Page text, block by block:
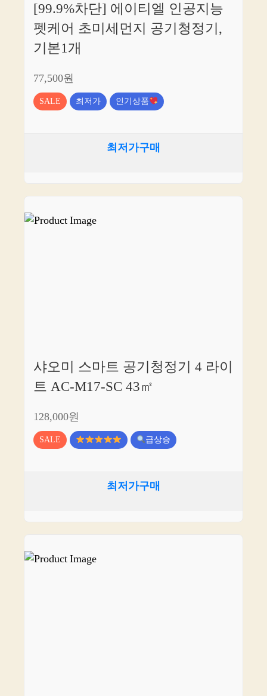
[99.9%차단] 에이티엘 인공지능
펫케어 초미세먼지 공기청정기,
기본1개
77,500원
SALE 최저가 인기상품
최저가구매
샤오미 스마트 공기청정기 4 라이
트 AC-M17-SC 43㎡
128,000원
SALE 급상승
최저가구매